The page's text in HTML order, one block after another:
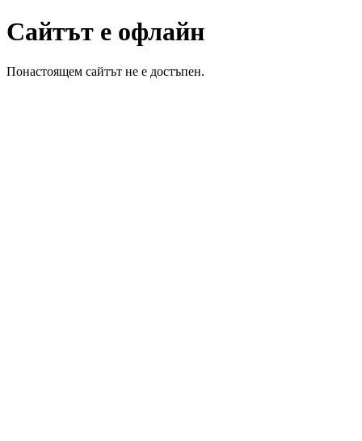
Сайтът е офлайн
Понастоящем сайтът не е достъпен.